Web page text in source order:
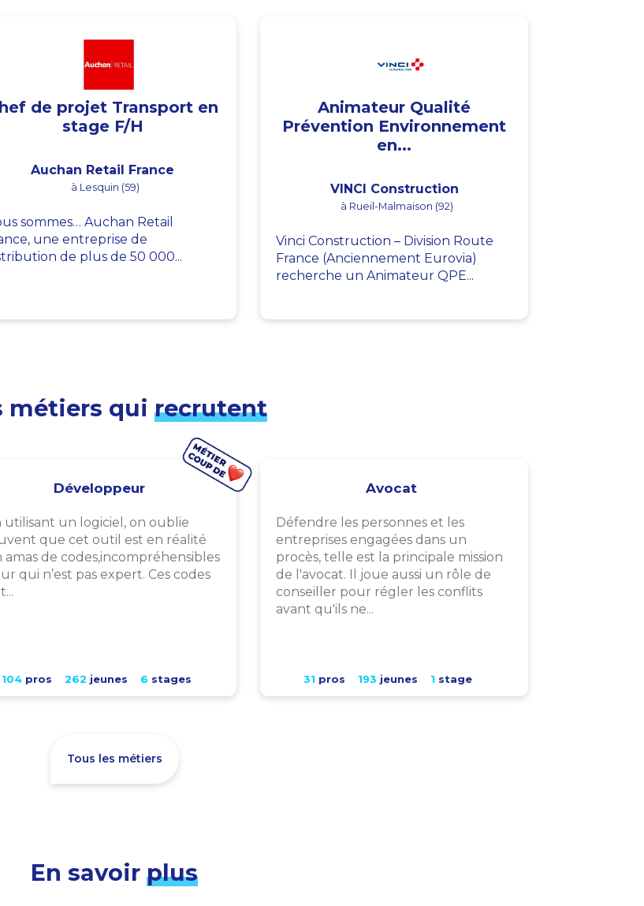
de projet Transport en
stage F/H
Auchan Retail France
à Lesquin (59)
sommes… Auchan Retail
une entreprise de
de plus de 50 000...
Animateur Qualité
Prévention Environnement
en...
VINCI Construction
à Rueil-Malmaison (92)
Vinci Construction – Division Route
France (Anciennement Eurovia)
recherche un Animateur QPE...
métiers qui recrutent
Développeur
utilisant un logiciel, on oublie
que cet outil est en réalité
amas de codes,incompréhensibles
qui n’est pas expert. Ces codes
104pros 262 jeunes 6 stages
Avocat
Défendre les personnes et les
entreprises engagées dans un
procès, telle est la principale mission
de l'avocat. Il joue aussi un rôle de
conseiller pour régler les conflits
avant qu'ils ne...
31 pros 193 jeunes 1 stage
Tous les métiers
En savoir plus